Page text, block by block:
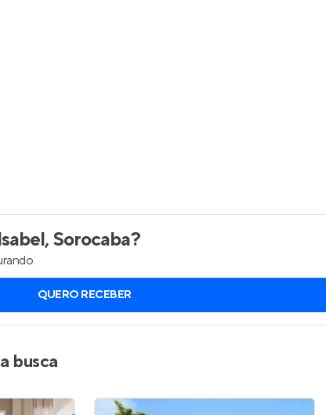
Sorocaba?
QUERO RECEBER
busca